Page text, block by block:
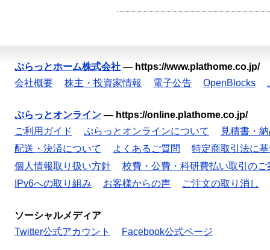
ぷらっとホーム株式会社 — https://www.plathome.co.jp/
会社概要
株主・投資家情報 電子公告 OpenBlocks
ぷらっとオンライン — https://online.plathome.co.jp/
ご利用ガイド
ぷらっとオンラインについて
見積書・
配送・決済について
よくあるご質問
特定商取引法に
個人情報取り扱い方針
校費・公費・科研費払い取引のご
IPv6への取り組み
お客様からの声 ご注文の取り消し
ソーシャルメディア
Twitter公式アカウント
Facebook公式ページ